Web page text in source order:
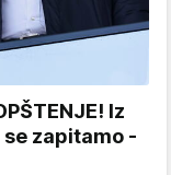
Iz
zapitamo -